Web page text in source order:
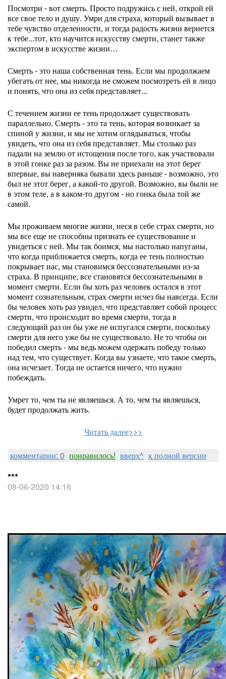
Посмотри - вот смерть. Просто подружись с ней, открой ей
все свое тело и душу. Умри для страха, который вызывает в
тебе чувство отделенности, и тогда радость жизни вернется
к тебе...тот, кто научится искусству смерти, станет также
экспертом в искусстве жизни…
Смерть - это наша собственная тень. Если мы продолжаем
убегать от нее, мы никогда не сможем посмотреть ей в лицо
и понять, что она из себя представляет...
С течением жизни ее тень продолжает существовать
параллельно. Смерть - это та тень, которая возникает за
спиной у жизни, и мы не хотим оглядываться, чтобы
увидеть, что она из себя представляет. Мы столько раз
падали на землю от истощения после того, как участвовали
в этой гонке раз за разом. Вы не приехали на этот берег
впервые, вы наверняка бывали здесь раньше - возможно, это
был не этот берег, а какой-то другой. Возможно, вы были не
в этом теле, а в каком-то другом - но гонка была той же
самой.
Мы проживаем многие жизни, неся в себе страх смерти, но
мы все еще не способны признать ее существование и
увидеться с ней. Мы так боимся, мы настолько напуганы,
что когда приближается смерть, когда ее тень полностью
покрывает нас, мы становимся бессознательными из-за
страха. В принципе, все становятся бессознательными в
момент смерти. Если бы хоть раз человек остался в этот
момент сознательным, страх смерти исчез бы навсегда. Если
бы человек хоть раз увидел, что представляет собой процесс
смерти, что происходит во время смерти, тогда в
следующий раз он бы уже не испугался смерти, поскольку
смерти для него уже бы не существовало. Не то чтобы он
победил смерть - мы ведь можем одержать победу только
над тем, что существует. Когда вы узнаете, что такое смерть,
она исчезает. Тогда не остается ничего, что нужно
побеждать.
Умрет то, чем ты не являешься. А то, чем ты являешься,
будет продолжать жить.
Читать далее>>>
комментарии: 0 понравилось! вверх^ к полной версии
***
08-06-2020 14:16